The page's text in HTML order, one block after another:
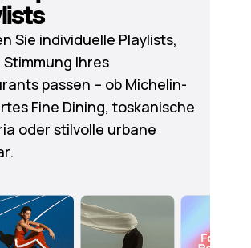
Sie individuelle Playlists,
Ihres
passen – ob Michelin-
Fine Dining, toskanische
oder stilvolle urbane